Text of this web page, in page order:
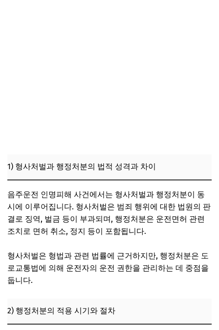
1) 형사처벌과 행정처분의 법적 성격과 차이
음주운전 인명피해 사건에서는 형사처벌과 행정처분이 동
시에 이루어집니다. 형사처벌은 범죄 행위에 대한 법원의 판
결로 징역, 벌금 등이 부과되며, 행정처분은 운전면허 관련
조치로 면허 취소, 정지 등이 포함됩니다.
형사처벌은 형법과 관련 법률에 근거하지만, 행정처분은 도
로교통법에 의해 운전자의 운전 권한을 관리하는 데 중점을
둡니다.
2) 행정처분의 적용 시기와 절차